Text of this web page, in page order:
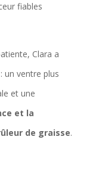
fiables
Clara a
un ventre plus
et une
et la
de graisse.